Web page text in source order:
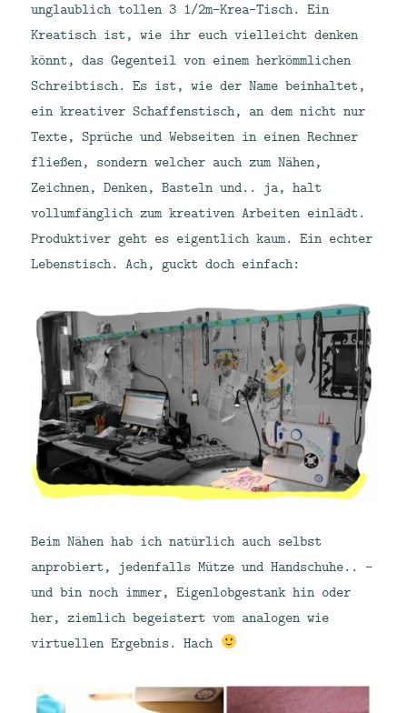
unglaublich tollen 3 1/2m-Krea-Tisch. Ein
Kreatisch ist, wie ihr euch vielleicht denken
könnt, das Gegenteil von einem herkömmlichen
Schreibtisch. Es ist, wie der Name beinhaltet,
ein kreativer Schaffenstisch, an dem nicht nur
Texte, Sprüche und Webseiten in einen Rechner
fließen, sondern welcher auch zum Nähen,
Zeichnen, Denken, Basteln und.. ja, halt
vollumfänglich zum kreativen Arbeiten einlädt.
Produktiver geht es eigentlich kaum. Ein echter
Lebenstisch. Ach, guckt doch einfach:
Beim Nähen hab ich natürlich auch selbst
anprobiert, jedenfalls Mütze und Handschuhe.. –
und bin noch immer, Eigenlobgestank hin oder
her, ziemlich begeistert vom analogen wie
virtuellen Ergebnis. Hach